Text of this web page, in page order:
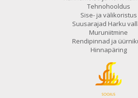
Tehnohooldus
Sise- ja välikoristus
Suusarajad Harku
Muruniitmine
Rendipinnad ja
Hinnapäring